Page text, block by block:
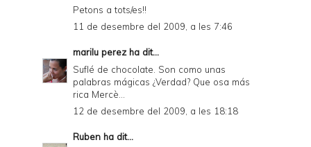
Petons a tots/es!!
11 de desembre del 2009, a les 7:46
marilu perezha dit...
Suflé de chocolate. Son como unas
palabras mágicas ¿Verdad? Que osa más
rica Mercè...
12 de desembre del 2009, a les 18:18
Ruben ha dit...